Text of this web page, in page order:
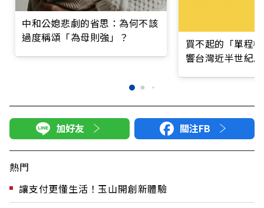
中和公媳悲劇的省思：為何不該
過度稱頌「為母則強」？
買不起的「單程
響台灣近半世紀
加好友 關注FB
熱門
讓支付更懂生活！玉山開創新體驗